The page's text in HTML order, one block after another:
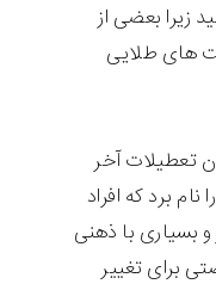
زیرا بعضی از
های طلایی
تعطیلات آخر
برد که افراد
بسیاری با ذهنی
برای تغییر